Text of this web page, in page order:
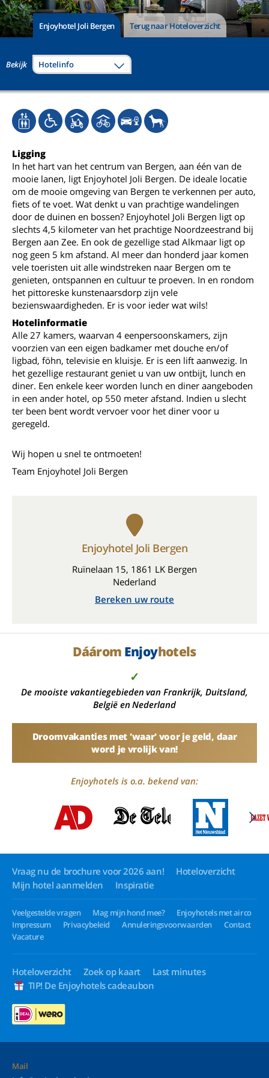
Enjoyhotel Joli Bergen Terug naar Hoteloverzicht
Bekijk Hotelinfo
Ligging
In het hart van het centrum van Bergen, aan één van de
mooie lanen, ligt Enjoyhotel Joli Bergen. De ideale locatie
om de mooie omgeving van Bergen te verkennen per auto,
fiets of te voet. Wat denkt u van prachtige wandelingen
door de duinen en bossen? Enjoyhotel Joli Bergen ligt op
slechts 4,5 kilometer van het prachtige Noordzeestrand bij
Bergen aan Zee. En ook de gezellige stad Alkmaar ligt op
nog geen 5 km afstand. Al meer dan honderd jaar komen
vele toeristen uit alle windstreken naar Bergen om te
genieten, ontspannen en cultuur te proeven. In en rondom
het pittoreske kunstenaarsdorp zijn vele
bezienswaardigheden. Er is voor ieder wat wils!
Hotelinformatie
Alle 27 kamers, waarvan 4 eenpersoonskamers, zijn
voorzien van een eigen badkamer met douche en/of
ligbad, föhn, televisie en kluisje. Er is een lift aanwezig. In
het gezellige restaurant geniet u van uw ontbijt, lunch en
diner. Een enkele keer worden lunch en diner aangeboden
in een ander hotel, op 550 meter afstand. Indien u slecht
ter been bent wordt vervoer voor het diner voor u
geregeld.
Wij hopen u snel te ontmoeten!
Team Enjoyhotel Joli Bergen
Enjoyhotel Joli Bergen
Ruïnelaan 15, 1861 LK Bergen
Nederland
Bereken uw route
Dáárom Enjoyhotels
✓
De mooiste vakantiegebieden van Frankrijk, Duitsland,
België en Nederland
Droomvakanties met 'waar' voor je geld, daar
word je vrolijk van!
Enjoyhotels is o.a. bekend van:
Vraag nu de brochure voor 2026 aan!
Hoteloverzicht
Mijn hotel aanmelden
Inspiratie
Veelgestelde vragen Mag mijn hond mee?
Enjoyhotels met airco
Impressum
Privacybeleid Annuleringsvoorwaarden
Contact
Vacature
Hoteloverzicht Zoek op kaart
Last minutes
TIP! De Enjoyhotels cadeaubon
Mail